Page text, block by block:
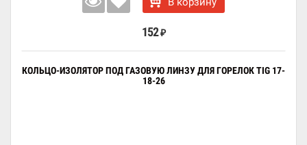
152 ₽
КОЛЬЦО-ИЗОЛЯТОР ПОД ГАЗОВУЮ ЛИНЗУ ДЛЯ ГОРЕЛОК TIG 17-
18-26